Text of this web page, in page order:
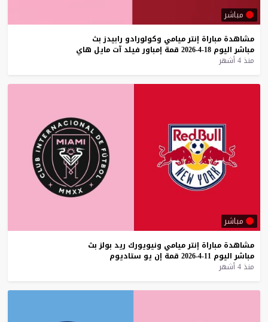
مباشر
مشاهدة مباراة إنترميامي وكولورادو رابيدز بث
مباشر اليوم 18-4-2026 قمة إمباور فيلد آت مايل هاي
منذ 4 أشهر
مباشر
مشاهدة مباراة إنترميامي ونيويورك ريد بولز بث
مباشر اليوم 11-4-2026 قمة إن يو ستاديوم
منذ 4 أشهر